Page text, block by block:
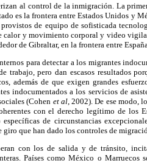
al control de la inmigración. La
es la frontera entre Estados Unidos y
de equipo de sofisticada
calor y movimiento corporal y video
de Gibraltar, en la frontera entre
para detectar a los migrantes
trabajo, pero dan escasos resultados
además de que exigen grandes
indocumentados a los servicios de
(Cohen et al,2002). De ese modo,
con el derecho legítimo de los
de circunstancias
que han dado los controles de
con los de salida y de tránsito,
Países como México o Marruecos